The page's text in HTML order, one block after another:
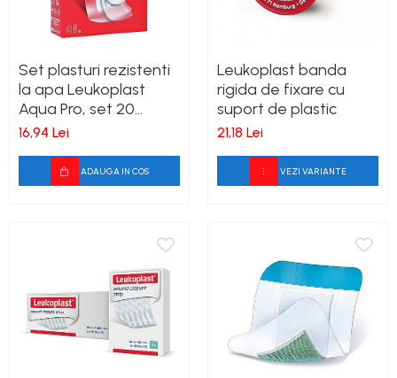
Set plasturi rezistenti
la apa Leukoplast
Aqua Pro, set 20
bucati, 3 marimi
16,94 Lei
ADAUGA IN COS
Leukoplast banda
rigida de fixare cu
suport de plastic
21,18 Lei
VEZI VARIANTE